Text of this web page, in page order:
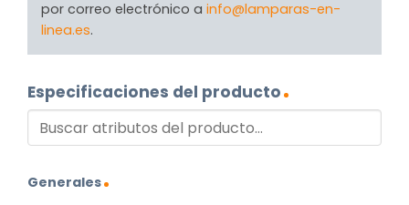
por correo electrónico a info@lamparas-en-
linea.es.
Especificaciones del producto
Generales